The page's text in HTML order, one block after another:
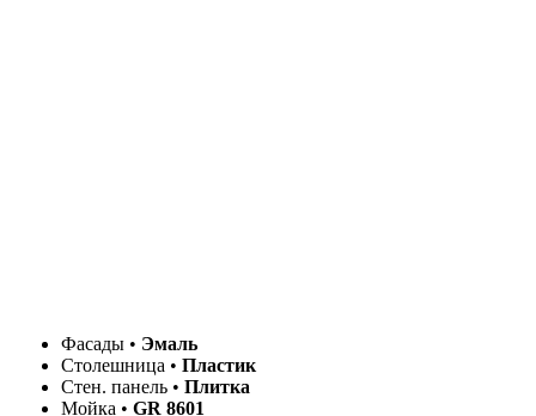
Фасады • Эмаль
Столешница • Пластик
Стен. панель • Плитка
Мойка • GR 8601